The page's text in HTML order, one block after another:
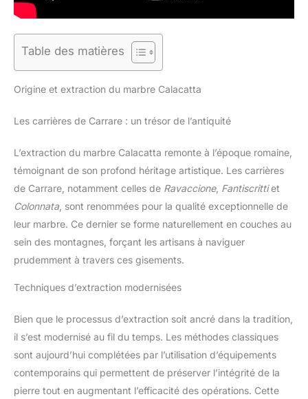
Table des matières
Origine et extraction du marbre Calacatta
Les carrières de Carrare : un trésor de l’antiquité
L’extraction du marbre Calacatta remonte à l’époque romaine,
témoignant de son profond héritage artistique. Les carrières
de Carrare, notamment celles de Ravaccione, Fantiscrittiet
Colonnata , sont renommées pour la qualité exceptionnelle de
leur marbre. Ce dernier se forme naturellement en couches au
sein des montagnes, forçant les artisans à naviguer
prudemment à travers ces gisements.
Techniques d’extraction modernisées
Bien que le processus d’extraction soit ancré dans la tradition,
il s’est modernisé au fil du temps. Les méthodes classiques
sont aujourd’hui complétées par l’utilisation d’équipements
contemporains qui permettent de préserver l’intégrité de la
pierre tout en augmentant l’efficacité des opérations. Cette